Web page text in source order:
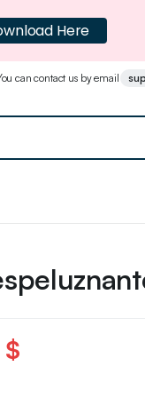
can contact us by email
$
Here